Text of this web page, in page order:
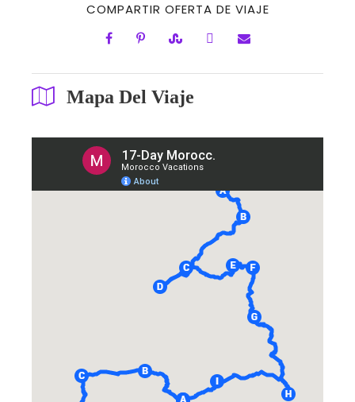
COMPARTIR OFERTA DE VIAJE
Mapa Del Viaje